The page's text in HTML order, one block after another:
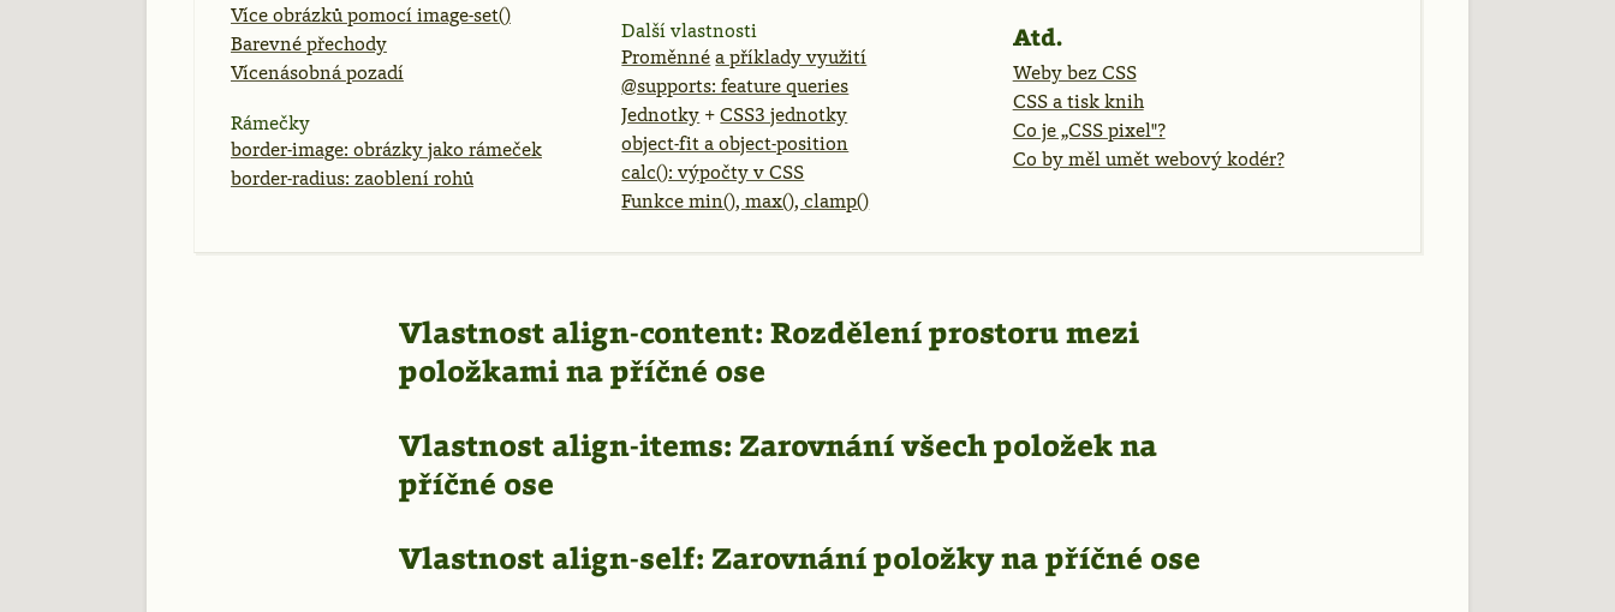
Více obrázků pomocí image-set()
Barevné přechody
Vícenásobná pozadí
Rámečky
border-image: obrázky jako rámeček
border-radius: zaoblení rohů
Další vlastnosti
Proměnné a příklady využití
@supports: feature queries
Jednotky +CSS3 jednotky
object-fit a object-position
calc(): výpočty v CSS
Funkce min(), max(), clamp()
Atd.
Weby bez CSS
CSS a tisk knih
Co je „CSS pixel"?
Co by měl umět webový kodér?
Vlastnost align-content: Rozdělení prostoru mezi
položkami na příčné ose
Vlastnost align-items: Zarovnání všech položek na
příčné ose
Vlastnost align-self: Zarovnání položky na příčné ose